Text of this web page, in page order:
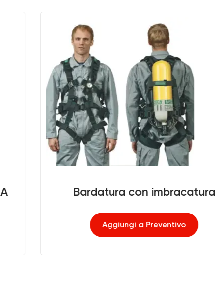
Bardatura con imbracatura
Aggiungi a Preventivo